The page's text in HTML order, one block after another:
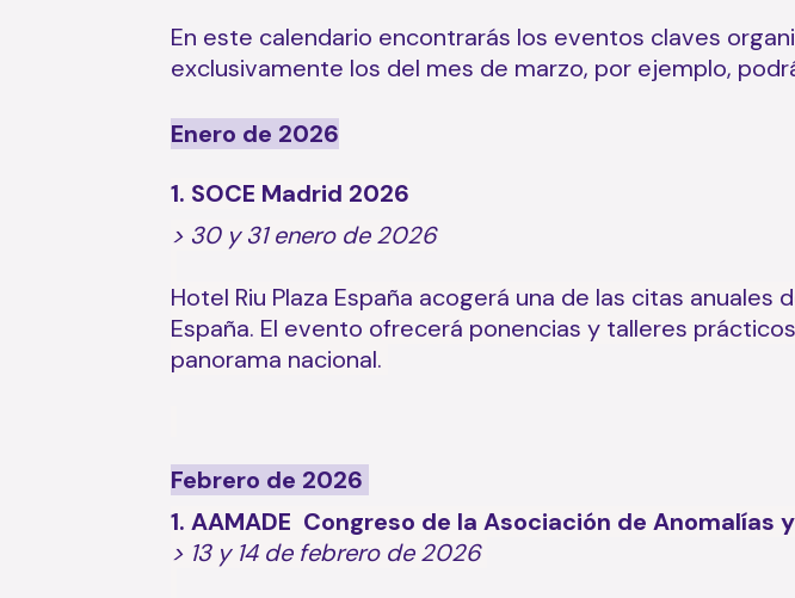
En este calendario encontrarás los eventos claves
exclusivamente los del mes de marzo, por ejemplo,
Enero de 2026
1. SOCE Madrid 2026
> 30 y 31 enero de 2026
Hotel Riu Plaza España acogerá una de las citas
España. El evento ofrecerá ponencias y talleres
panorama nacional.
Febrero de 2026
1. AAMADE Congreso de la Asociación de
> 13 y 14 de febrero de 2026